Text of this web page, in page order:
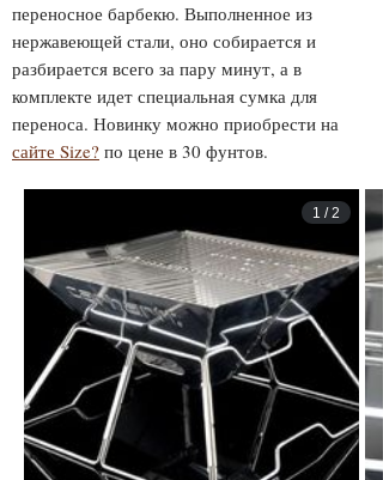
переносное барбекю. Выполненное из
нержавеющей стали, оно собирается и
разбирается всего за пару минут, а в
комплекте идет специальная сумка для
переноса. Новинку можно приобрести на
сайте Size? по цене в 30 фунтов.
1 /2